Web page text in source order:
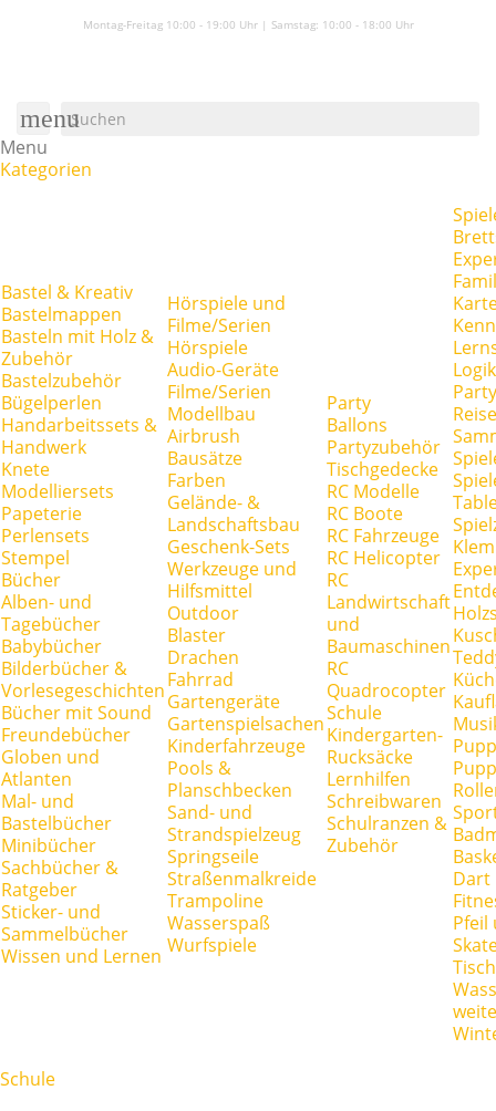
Montag-Freitag 10:00 - 19:00 Uhr | Samstag: 10:00 - 18:00 Uhr
menu
Menu
Kategorien
Bastel & Kreativ
Bastelmappen
Basteln mit Holz &
Zubehör
Bastelzubehör
Bügelperlen
Handarbeitssets &
Handwerk
Knete
Modelliersets
Papeterie
Perlensets
Stempel
Bücher
Alben- und
Tagebücher
Babybücher
Bilderbücher &
Vorlesegeschichten
Bücher mit Sound
Freundebücher
Globen und
Atlanten
Mal- und
Bastelbücher
Minibücher
Sachbücher &
Ratgeber
Sticker- und
Sammelbücher
Wissen und Lernen
Hörspiele und
Filme/Serien
Hörspiele
Audio-Geräte
Filme/Serien
Modellbau
Airbrush
Bausätze
Farben
Gelände- &
Landschaftsbau
Geschenk-Sets
Werkzeuge und
Hilfsmittel
Outdoor
Blaster
Drachen
Fahrrad
Gartengeräte
Gartenspielsachen
Kinderfahrzeuge
Pools &
Planschbecken
Sand- und
Strandspielzeug
Springseile
Straßenmalkreide
Trampoline
Wasserspaß
Wurfspiele
Party
Ballons
Partyzubehör
Tischgedecke
RC Modelle
RC Boote
RC Fahrzeuge
RC Helicopter
RC
Landwirtschaft
und
Baumaschinen
RC
Quadrocopter
Schule
Kindergarten-
Rucksäcke
Lernhilfen
Schreibwaren
Schulranzen &
Zubehör
Dart
Pfeil
Schule